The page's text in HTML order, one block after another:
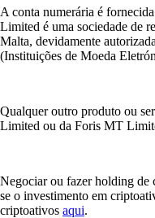
A conta numerária é
Limited é uma sociedade de
Malta, devidamente
(Instituições de Moeda
Qualquer outro produto ou
Limited ou da Foris MT
Negociar ou fazer holding de
se o investimento em
criptoativos aqui.